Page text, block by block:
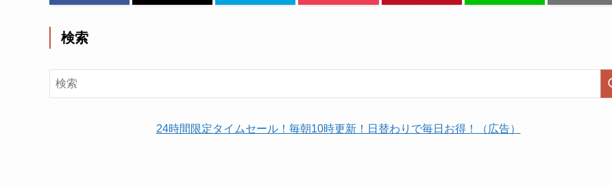
検索
24時間限定タイムセール！毎朝10時更新！日替わりで毎日お得！（広告）